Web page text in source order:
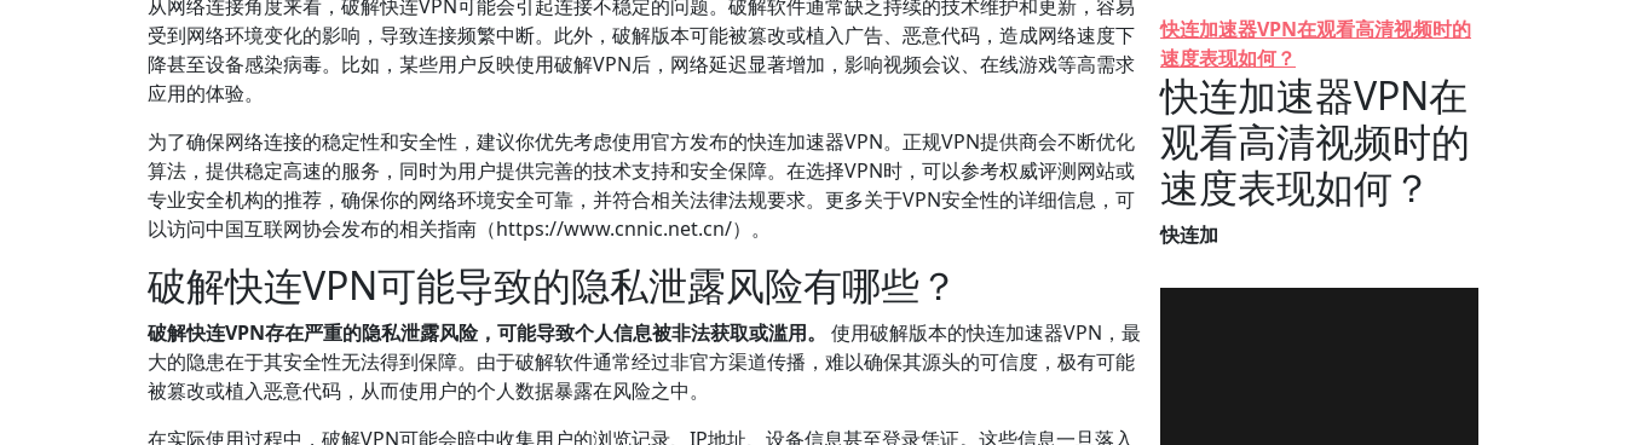
从网络连接角度来看，破解快连VPN可能会引起连接不稳定的问题。破解软件通常缺乏持续的技术维护和更新，容易
受到网络环境变化的影响，导致连接频繁中断。此外，破解版本可能被篡改或植入广告、恶意代码，造成网络速度下
降甚至设备感染病毒。比如，某些用户反映使用破解VPN后，网络延迟显著增加，影响视频会议、在线游戏等高需求
应用的体验。
为了确保网络连接的稳定性和安全性，建议你优先考虑使用官方发布的快连加速器VPN。正规VPN提供商会不断优化
算法，提供稳定高速的服务，同时为用户提供完善的技术支持和安全保障。在选择VPN时，可以参考权威评测网站或
专业安全机构的推荐，确保你的网络环境安全可靠，并符合相关法律法规要求。更多关于VPN安全性的详细信息，可
以访问中国互联网协会发布的相关指南（https://www.cnnic.net.cn/）。
破解快连VPN可能导致的隐私泄露风险有哪些？
破解快连VPN存在严重的隐私泄露风险，可能导致个人信息被非法获取或滥用。
使用破解版本的快连加速器VPN，最
大的隐患在于其安全性无法得到保障。由于破解软件通常经过非官方渠道传播，难以确保其源头的可信度，极有可能
被篡改或植入恶意代码，从而使用户的个人数据暴露在风险之中。
在实际使用过程中，破解VPN可能会暗中收集用户的浏览记录、IP地址、设备信息甚至登录凭证。这些信息一旦落入
快连加速器VPN在观看高清视频时的
速度表现如何？
快连加速器VPN在
观看高清视频时的
速度表现如何？
快连加